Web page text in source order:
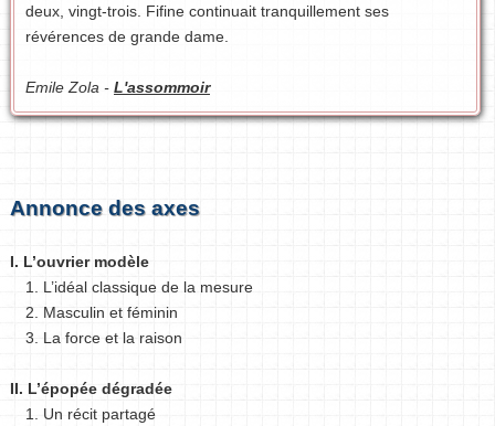
deux, vingt-trois. Fifine continuait tranquillement ses
révérences de grande dame.
Emile Zola - L'assommoir
Annonce des axes
I. L’ouvrier modèle
1. L’idéal classique de la mesure
2. Masculin et féminin
3. La force et la raison
II. L’épopée dégradée
1. Un récit partagé